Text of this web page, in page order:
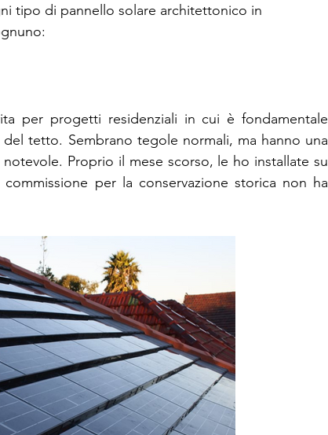
tipo di pannello solare architettonico in
per progetti residenziali in cui è fondamentale
tetto. Sembrano tegole normali, ma hanno una
Proprio il mese scorso, le ho installate su
per la conservazione storica non ha